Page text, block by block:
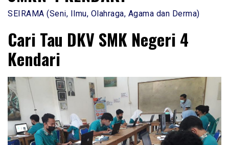
SEIRAMA (Seni, Ilmu, Olahraga, Agama dan Derma)
Cari Tau DKV SMK Negeri 4
Kendari